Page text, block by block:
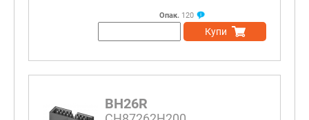
Опак. 120
Купи
BH26R